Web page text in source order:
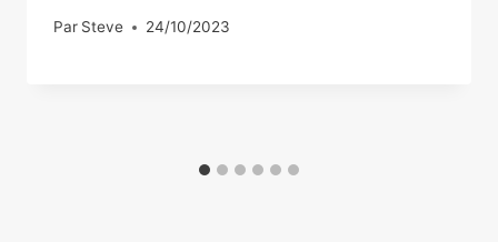
Par Steve 24/10/2023